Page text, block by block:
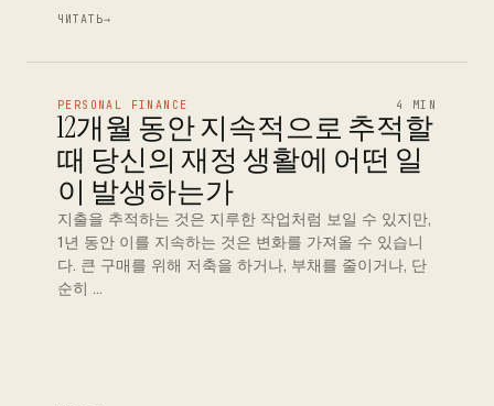
ЧИТАТЬ→
PERSONAL FINANCE 4 MIN
12개월 동안 지속적으로 추적할
때 당신의 재정 생활에 어떤 일
이 발생하는가
지출을 추적하는 것은 지루한 작업처럼 보일 수 있지만,
1년 동안 이를 지속하는 것은 변화를 가져올 수 있습니
다. 큰 구매를 위해 저축을 하거나, 부채를 줄이거나, 단
순히 …